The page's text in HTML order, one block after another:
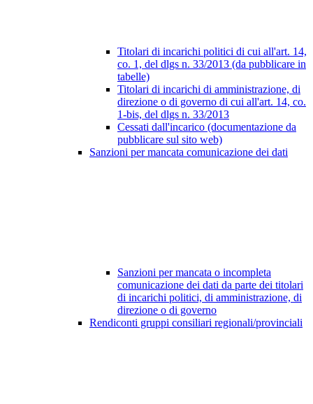
Titolari di incarichi politici di cui all'art. 14,
co. 1, del dlgs n. 33/2013 (da pubblicare in
tabelle)
Titolari di incarichi di amministrazione, di
direzione o di governo di cui all'art. 14, co.
1-bis, del dlgs n. 33/2013
Cessati dall'incarico (documentazione da
pubblicare sul sito web)
Sanzioni per mancata comunicazione dei dati
Sanzioni per mancata o incompleta
comunicazione dei dati da parte dei titolari
di incarichi politici, di amministrazione, di
direzione o di governo
Rendiconti gruppi consiliari regionali/provinciali